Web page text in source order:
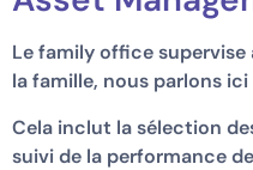
Le family office
la famille, nous parlons
Cela inclut la sélection
suivi de la performance